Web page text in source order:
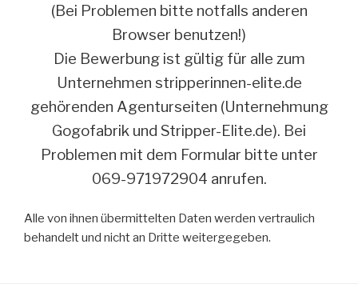
(Bei Problemen bitte notfalls anderen
Browser benutzen!)
Die Bewerbung ist gültig für alle zum
Unternehmen stripperinnen-elite.de
gehörenden Agenturseiten (Unternehmung
Gogofabrik und Stripper-Elite.de). Bei
Problemen mit dem Formular bitte unter
069-971972904 anrufen.
Alle von ihnen übermittelten Daten werden vertraulich
behandelt und nicht an Dritte weitergegeben.